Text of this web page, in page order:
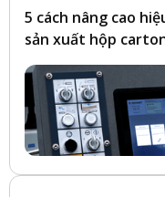
5 cách nâng cao
sản xuất hộp